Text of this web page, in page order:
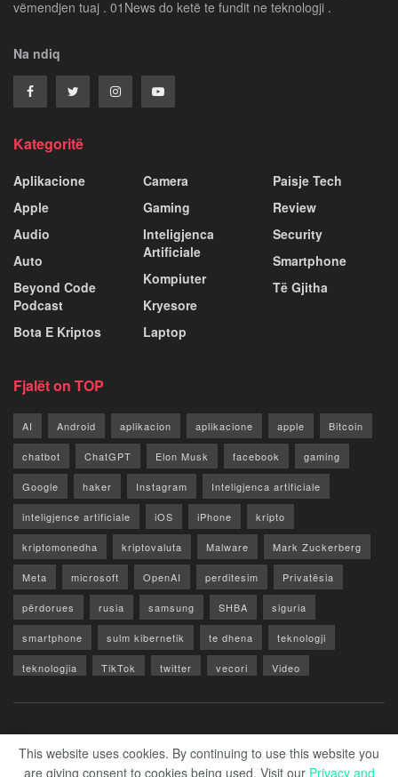
vëmendjen tuaj . 01News do ketë te fundit ne teknologji .
Na ndiq
Kategoritë
Aplikacione
Apple
Audio
Auto
Beyond Code
Podcast
Bota E Kriptos
Camera
Gaming
Inteligjenca
Artificiale
Kompiuter
Kryesore
Laptop
Paisje Tech
Review
Security
Smartphone
Të Gjitha
Fjalët on TOP
AI Android aplikacion aplikacione apple Bitcoin
chatbot ChatGPT Elon Musk facebook gaming
Google haker Instagram Inteligjenca artificiale
inteligjence artificiale iOS iPhone kripto
kriptomonedha kriptovaluta Malware Mark Zuckerberg
Meta microsoft OpenAI perditesim Privatësia
përdorues rusia samsung SHBA siguria
smartphone sulm kibernetik te dhena teknologji
teknologjia TikTok twitter vecori Video
This website uses cookies. By continuing to use this website you
are giving consent to cookies being used. Visit our Privacy and